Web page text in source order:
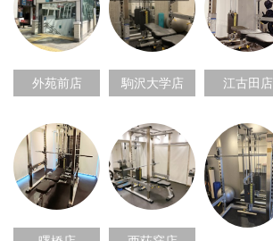
外苑前店 駒沢大学店 江古田店